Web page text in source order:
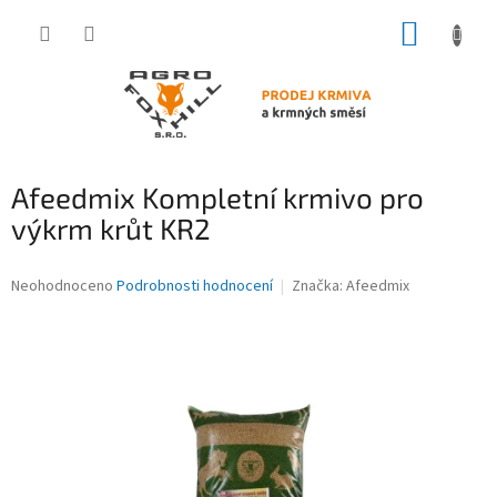
Afeedmix Kompletní krmivo pro
výkrm krůt KR2
Průměrné
Neohodnoceno Podrobnosti hodnocení Značka: Afeedmix